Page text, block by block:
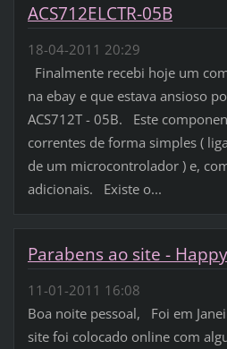
ACS712ELCTR-05B
18-04-2011 20:29
Finalmente recebi hoje um
na ebay e que estava ansioso
ACS712T - 05B. Este
correntes de forma simples (
de um microcontrolador ) e,
adicionais. Existe o...
Parabens ao site -
11-01-2011 16:08
Boa noite pessoal, Foi em
site foi colocado online com